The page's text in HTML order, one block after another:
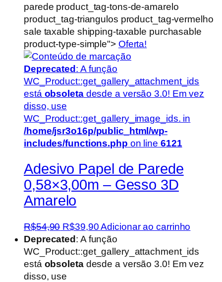
parede product_tag-tons-de-amarelo
product_tag-triangulos product_tag-vermelho
sale taxable shipping-taxable purchasable
product-type-simple"> Oferta!
Deprecated: A função
WC_Product::get_gallery_attachment_ids
está obsoletadesde a versão 3.0! Em vez
disso, use
WC_Product::get_gallery_image_ids. in
/home/jsr3o16p/public_html/wp-
includes/functions.php on line 6121
Adesivo Papel de Parede
0,58×3,00m – Gesso 3D
Amarelo
R$54,90 O
preço
original
era:
R$54,90.
R$39,90O
preço
atual
é:
Adicionar ao carrinho
Deprecated : A função
WC_Product::get_gallery_attachment_ids
está obsoletadesde a versão 3.0! Em vez
disso, use